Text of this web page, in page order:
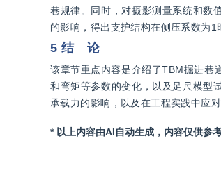
巷规律。同时，对摄影测量系统和数
的影响，得出支护结构在侧压系数为1
5 结 论
该章节重点内容是介绍了TBM掘进巷
和弯矩等参数的变化，以及足尺模型
承载力的影响，以及在工程实践中应
* 以上内容由AI自动生成，内容仅供参